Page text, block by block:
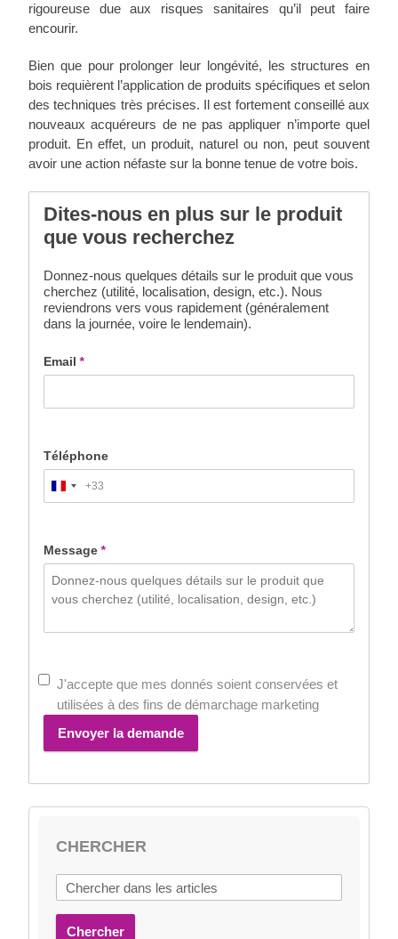
rigoureuse due aux risques sanitaires qu’il peut faire
encourir.
Bien que pour prolonger leur longévité, les structures en
bois requièrent l’application de produits spécifiques et selon
des techniques très précises. Il est fortement conseillé aux
nouveaux acquéreurs de ne pas appliquer n’importe quel
produit. En effet, un produit, naturel ou non, peut souvent
avoir une action néfaste sur la bonne tenue de votre bois.
Dites-nous en plus sur le produit
que vous recherchez
Donnez-nous quelques détails sur le produit que vous
cherchez (utilité, localisation, design, etc.). Nous
reviendrons vers vous rapidement (généralement
dans la journée, voire le lendemain).
Email *
Téléphone
France
+33
+33
Message*
J'accepte que mes donnés soient conservées et
utilisées à des fins de démarchage marketing
Envoyer la demande
CHERCHER
Chercher